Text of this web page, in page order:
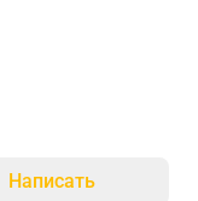
Написать